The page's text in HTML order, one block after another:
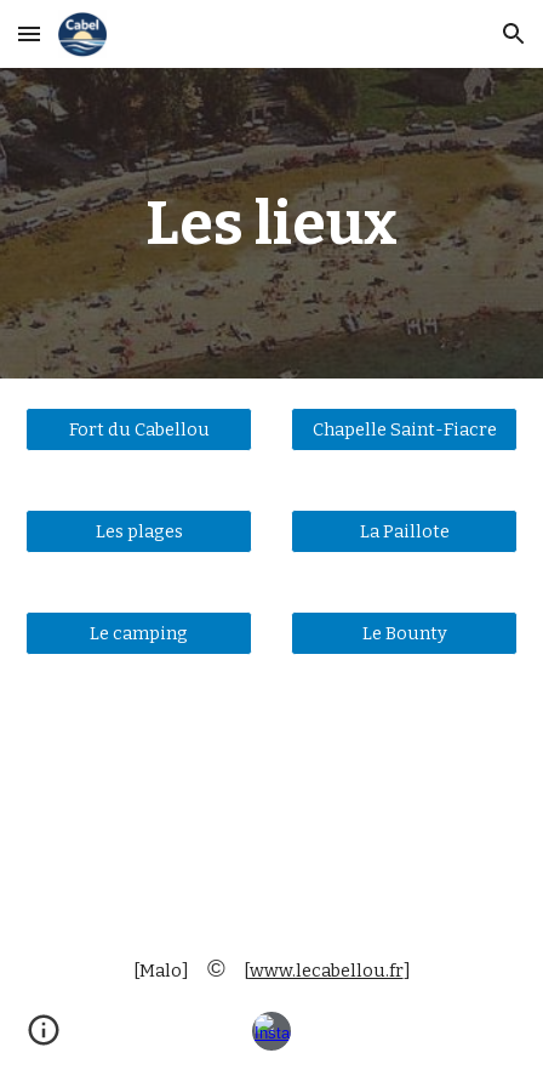
Skip to main content Skip to navigation
Les lieux
Fort du Cabellou Chapelle Saint-Fiacre
Les plages La Paillote
Le camping Le Bounty
[Malo] © [www.lecabellou.fr]